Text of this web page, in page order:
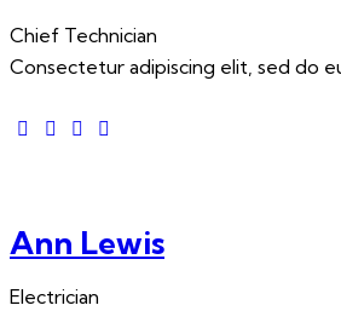
Chief Technician
Consectetur adipiscing elit, sed do
Ann Lewis
Electrician